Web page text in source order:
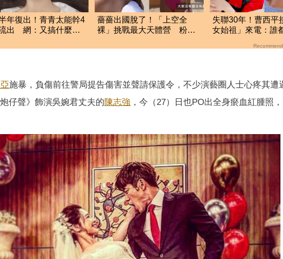
年復出！青青太能幹4
出 網：又搞什麼投
薔薔出國脫了！「上空全
裸」挑戰最大天體營 粉紅
失聯30年！曹西平
女始祖」來電：誰
施暴，負傷前往警局提告傷害並聲請保護令，不少演藝圈人士心疼其遭
仔聲》飾演吳婉君丈夫的陳志強 ，今（27）日也PO出全身瘀血紅腫照